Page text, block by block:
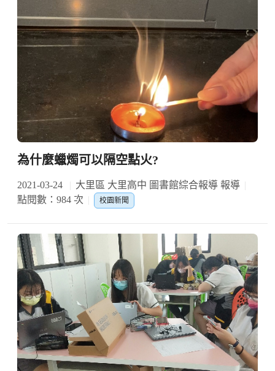
為什麼蠟燭可以隔空點火?
2021-03-24
大里區 大里高中 圖書館綜合報導 報導
點閱數：984 次
校園新聞